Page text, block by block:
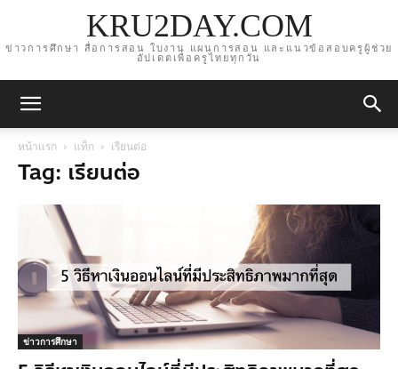
KRU2DAY.COM
ข่าวการศึกษา สื่อการสอน ใบงาน แผนการสอน และแนวข้อสอบครูผู้ช่วย
อัปเดตเพื่อครูไทยทุกวัน
หน้าแรก แท็ก เรียนต่อ
Tag: เรียนต่อ
ข่าวการศึกษา